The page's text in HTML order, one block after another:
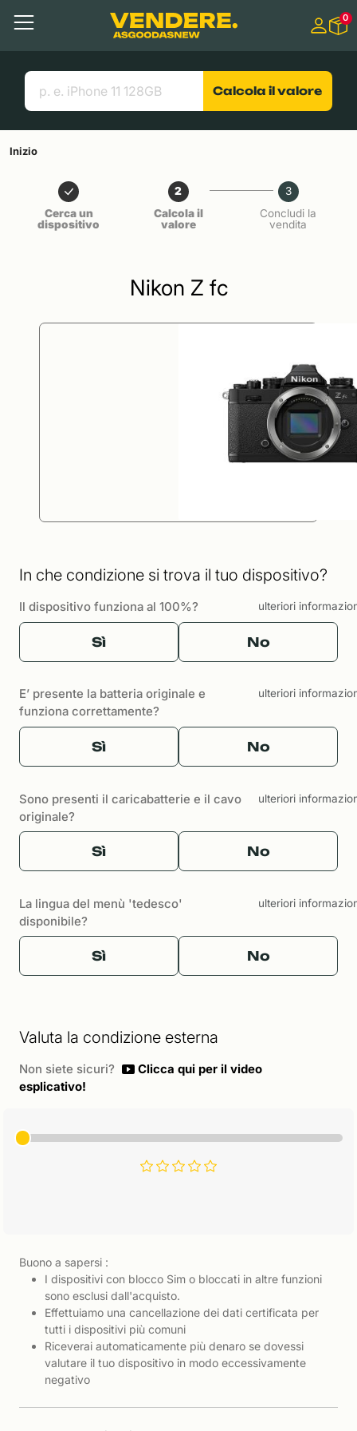
Contenuto principale
Menu
Cerca
Link utili
0
Calcola il valore
Inizio
Cerca un
dispositivo
2
Calcola il
valore
3
Concludi la
vendita
Nikon Z fc
In che condizione si trova il tuo dispositivo?
Il dispositivo funziona al 100%? ulteriori
Sì No
E’ presente la batteria originale e
funziona correttamente?
ulteriori
Sì No
Sono presenti il caricabatterie e il cavo
originale?
ulteriori
Sì No
La lingua del menù 'tedesco'
disponibile?
ulteriori
Sì No
Valuta la condizione esterna
Non siete sicuri?
Clicca qui per il video
esplicativo!
Buono a sapersi :
I dispositivi con blocco Sim o bloccati in altre funzioni
sono esclusi dall'acquisto.
Effettuiamo una cancellazione dei dati certificata per
tutti i dispositivi più comuni
Riceverai automaticamente più denaro se dovessi
valutare il tuo dispositivo in modo eccessivamente
negativo